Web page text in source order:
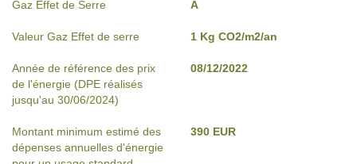
Gaz Effet de Serre A
Valeur Gaz Effet de serre 1 Kg CO2/m2/an
Année de référence des prix
de l'énergie (DPE réalisés
jusqu'au 30/06/2024)
08/12/2022
Montant minimum estimé des
dépenses annuelles d'énergie
390 EUR